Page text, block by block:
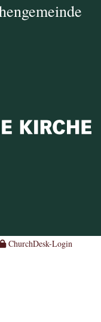
ChurchDesk-Login